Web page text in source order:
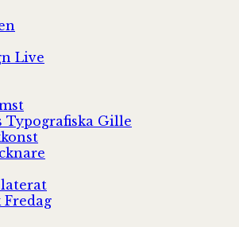
Live
Typografiska Gille
Fredag